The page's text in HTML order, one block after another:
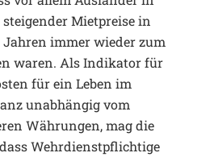
Mietpreise in
immer wieder zum
waren. Als Indikator für
für ein Leben im
unabhängig vom
Währungen, mag die
Wehrdienstpflichtige